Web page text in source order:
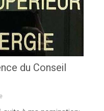
du Conseil